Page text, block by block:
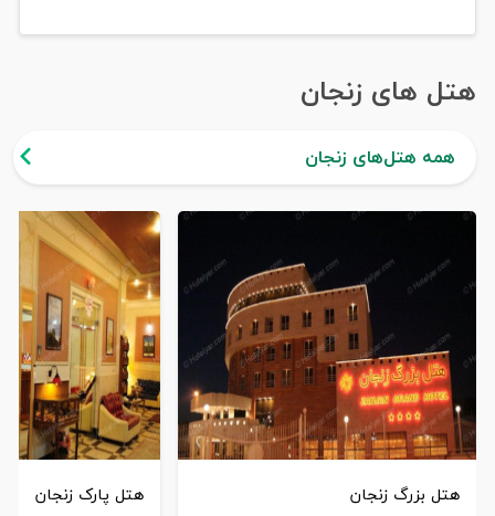
هتل های زنجان
همه هتل‌های زنجان
هتل بزرگ زنجان هتل پارک زنجان